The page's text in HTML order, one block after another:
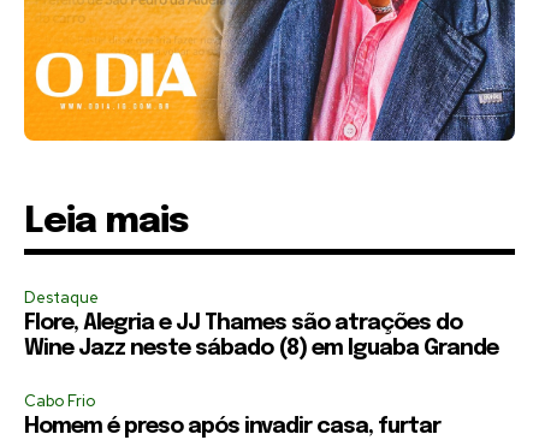
Leia mais
Destaque
Flore, Alegria e JJ Thames são atrações do
Wine Jazz neste sábado (8) em Iguaba Grande
Cabo Frio
Homem é preso após invadir casa, furtar